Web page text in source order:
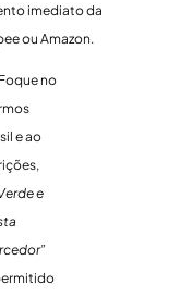
imediato da
ou Amazon.
Foque no
e ao
e